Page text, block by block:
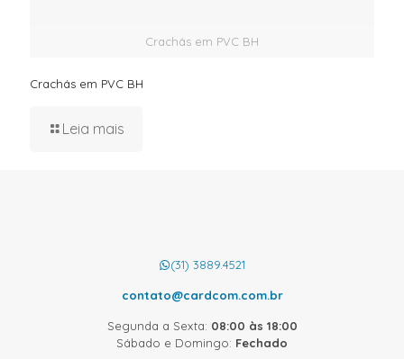
Crachás em PVC BH
Crachás em PVC BH
Leia mais
(31) 3889.4521
contato@cardcom.com.br
Segunda a Sexta: 08:00 às 18:00
Sábado e Domingo: Fechado